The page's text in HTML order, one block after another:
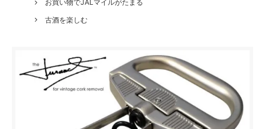
お買い物でJALマイルがたまる
古酒を楽しむ